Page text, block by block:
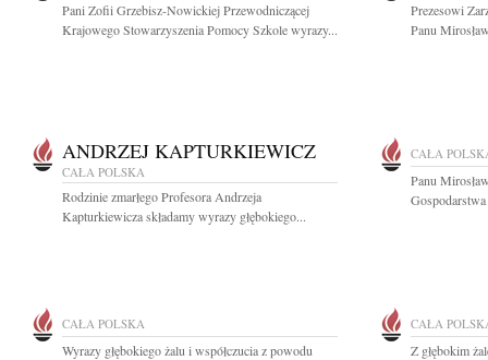
Pani Zofii Grzebisz-Nowickiej Przewodniczącej
Krajowego Stowarzyszenia Pomocy Szkole wyrazy...
Prezesowi
Panu
ANDRZEJ KAPTURKIEWICZ
CAŁA POLSKA
Rodzinie zmarłego Profesora Andrzeja
Kapturkiewicza składamy wyrazy głębokiego...
CAŁA
Panu
CAŁA POLSKA
Wyrazy głębokiego żalu i współczucia z powodu
CAŁA
Z głębokim